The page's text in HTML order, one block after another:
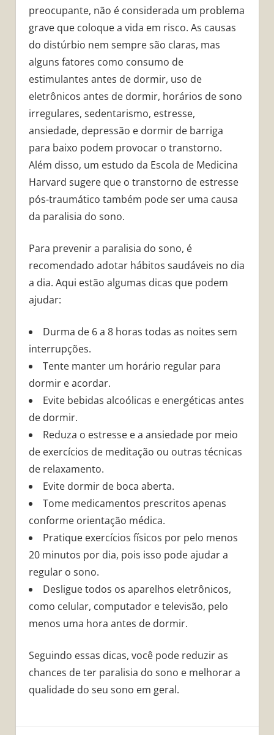
preocupante, não é considerada um problema
grave que coloque a vida em risco. As causas
do distúrbio nem sempre são claras, mas
alguns fatores como consumo de
estimulantes antes de dormir, uso de
eletrônicos antes de dormir, horários de sono
irregulares, sedentarismo, estresse,
ansiedade, depressão e dormir de barriga
para baixo podem provocar o transtorno.
Além disso, um estudo da Escola de Medicina
Harvard sugere que o transtorno de estresse
pós-traumático também pode ser uma causa
da paralisia do sono.
Para prevenir a paralisia do sono, é
recomendado adotar hábitos saudáveis no dia
a dia. Aqui estão algumas dicas que podem
ajudar:
Durma de 6 a 8 horas todas as noites sem
interrupções.
Tente manter um horário regular para
dormir e acordar.
Evite bebidas alcoólicas e energéticas antes
de dormir.
Reduza o estresse e a ansiedade por meio
de exercícios de meditação ou outras técnicas
de relaxamento.
Evite dormir de boca aberta.
Tome medicamentos prescritos apenas
conforme orientação médica.
Pratique exercícios físicos por pelo menos
20 minutos por dia, pois isso pode ajudar a
regular o sono.
Desligue todos os aparelhos eletrônicos,
como celular, computador e televisão, pelo
menos uma hora antes de dormir.
Seguindo essas dicas, você pode reduzir as
chances de ter paralisia do sono e melhorar a
qualidade do seu sono em geral.